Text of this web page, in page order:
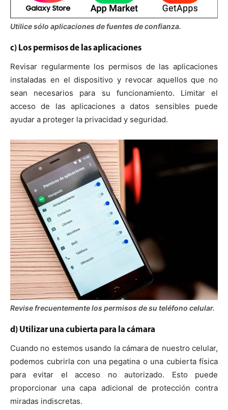
Utilice sólo aplicaciones de fuentes de confianza.
c) Los permisos de las aplicaciones
Revisar regularmente los permisos de las aplicaciones
instaladas en el dispositivo y revocar aquellos que no
sean necesarios para su funcionamiento. Limitar el
acceso de las aplicaciones a datos sensibles puede
ayudar a proteger la privacidad y seguridad.
Revise frecuentemente los permisos de su teléfono celular.
d) Utilizar una cubierta para la cámara
Cuando no estemos usando la cámara de nuestro celular,
podemos cubrirla con una pegatina o una cubierta física
para evitar el acceso no autorizado. Esto puede
proporcionar una capa adicional de protección contra
miradas indiscretas.